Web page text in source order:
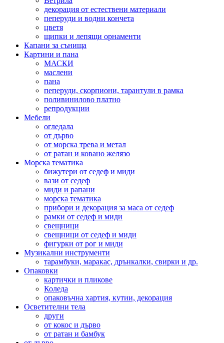
декорация от естествени материали
пеперуди и водни кончета
цветя
щипки и лепящи орнаменти
Капани за сънища
Картини и пана
МАСКИ
маслени
пана
пеперуди, скорпиони, тарантули в рамка
поливинилово платно
репродукции
Мебели
огледала
от дърво
от морска трева и метал
от ратан и ковано желязо
Морска тематика
бижутери от седеф и миди
вази от седеф
миди и рапани
морска тематика
прибори и декорация за маса от седеф
рамки от седеф и миди
свещници
свещници от седеф и миди
фигурки от рог и миди
Музикални инструменти
тарамбуки, маракас, дрънкалки, свирки и др.
Опаковки
картички и пликове
Коледа
опаковъчна хартия, кутии, декорация
Осветителни тела
други
от кокос и дърво
от ратан и бамбук